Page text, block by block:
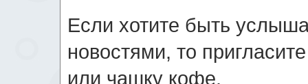
Если хотите быть
новостями, то
или чашку кофе.